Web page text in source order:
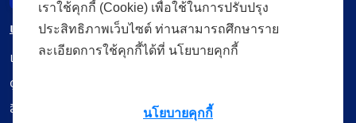
เมนู
เรียนออนไลน์
ดูถ่ายทอดสด
สื่อการเรียนรู้
เราใช้คุกกี้ (Cookie) เพื่อใช้ในการปรับปรุง
ประสิทธิภาพเว็บไซต์ ท่านสามารถศึกษาราย
ละเอียดการใช้คุกกี้ได้ที่ นโยบายคุกกี้
นโยบายคุกกี้